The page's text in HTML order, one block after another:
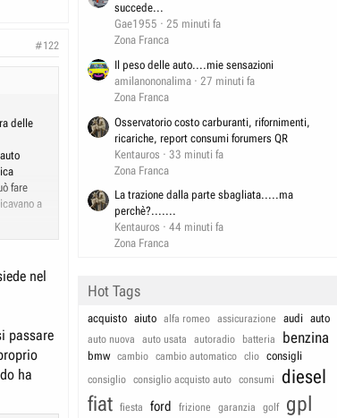
#122
delle
fare
a
nel
passare
ha
succede...
Gae1955
25 minuti fa
Zona Franca
Il peso delle auto....mie sensazioni
amilanononalima
27 minuti fa
Zona Franca
Osservatorio costo carburanti, rifornimenti,
ricariche, report consumi forumers QR
Kentauros
33 minuti fa
Zona Franca
La trazione dalla parte sbagliata.....ma
perchè?.......
Kentauros
44 minuti fa
Zona Franca
Hot Tags
acquisto aiuto alfa romeo assicurazione audi auto
auto nuova auto usata autoradio batteria benzina
bmw cambio cambio automatico clio consigli
consiglio consiglio acquisto auto consumi diesel
fiat fiesta ford frizione garanzia golf gpl